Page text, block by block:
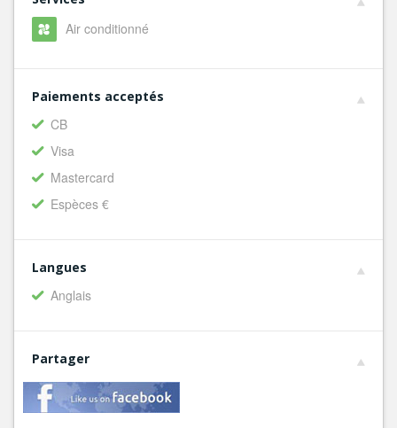
Air conditionné
Paiements acceptés
CB
Visa
Mastercard
Espèces €
Langues
Anglais
Partager